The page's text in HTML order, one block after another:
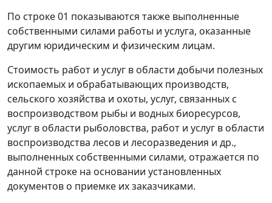
По строке 01 показываются также выполненные
собственными силами работы и услуга, оказанные
другим юридическим и физическим лицам.
Стоимость работ и услуг в области добычи полезных
ископаемых и обрабатывающих производств,
сельского хозяйства и охоты, услуг, связанных с
воспроизводством рыбы и водных биоресурсов,
услуг в области рыболовства, работ и услуг в области
воспроизводства лесов и лесоразведения и др.,
выполненных собственными силами, отражается по
данной строке на основании установленных
документов о приемке их заказчиками.